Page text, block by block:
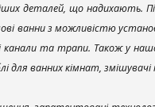
деталей, що надихають.
ванни з можливістю
канали та трапи. Також у
для ванних кімнат,